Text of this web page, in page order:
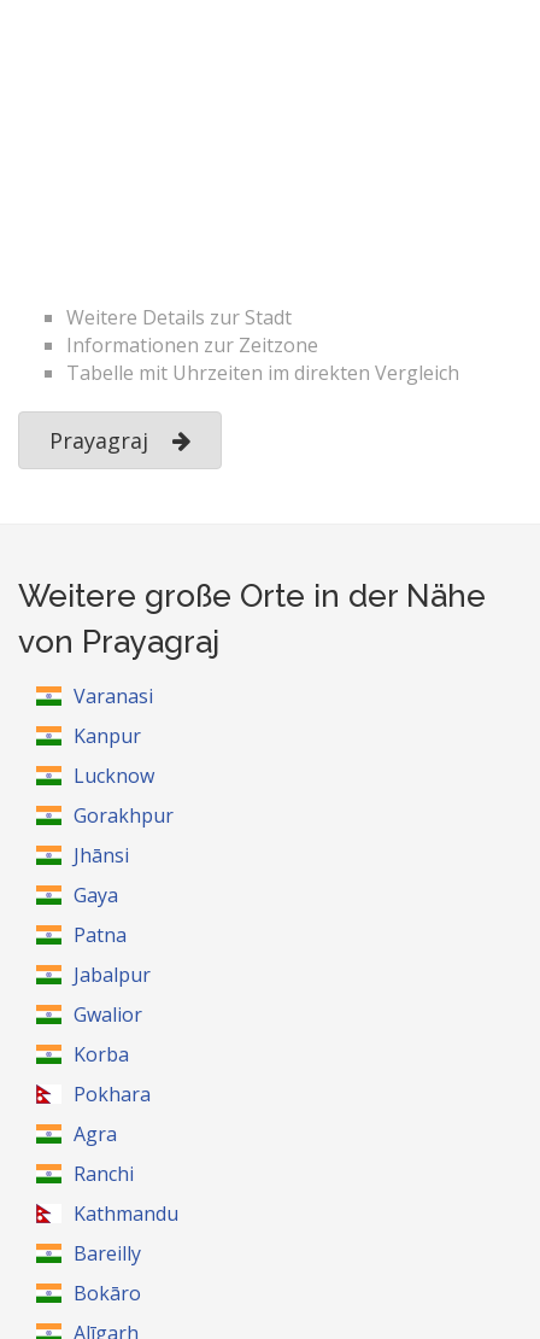
Weitere Details zur Stadt
Informationen zur Zeitzone
Tabelle mit Uhrzeiten im direkten Vergleich
Prayagraj
Weitere große Orte in der Nähe
von Prayagraj
Varanasi
Kanpur
Lucknow
Gorakhpur
Jhānsi
Gaya
Patna
Jabalpur
Gwalior
Korba
Pokhara
Agra
Ranchi
Kathmandu
Bareilly
Bokāro
Alīgarh